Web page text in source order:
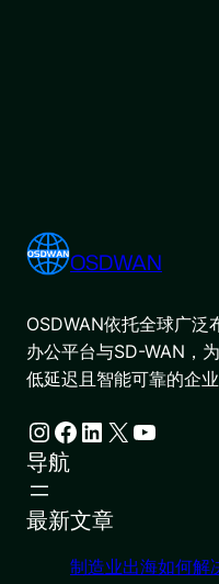
OSDWAN
OSDWAN依托全球广泛
办公平台与SD-WAN，
低延迟且智能可靠的企业
Instagram Facebook LinkedIn X YouTube
导航
最新文章
制造业出海如何解